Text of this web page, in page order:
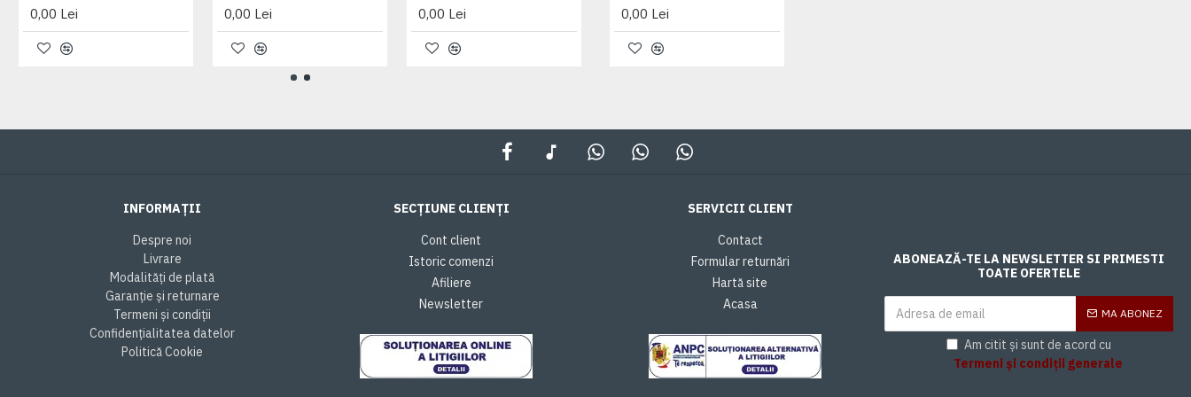
0,00 Lei 0,00 Lei 0,00 Lei 0,00 Lei
0,00 Lei
INFORMAȚII
Despre noi
Livrare
Modalități de plată
Garanție și returnare
Termeni și condiții
Confidențialitatea datelor
Politică Cookie
SECȚIUNE CLIENȚI
Cont client
Istoric comenzi
Afiliere
Newsletter
SERVICII CLIENT
Contact
Formular returnări
Hartă site
Acasa
ABONEAZĂ-TE LA NEWSLETTER SI PRIMESTI
TOATE OFERTELE
MA ABONEZ
Am citit și sunt de acord cu
Termeni și condiții generale